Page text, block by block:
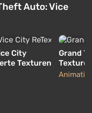
Auto: Vice
City
Texturen
Grand